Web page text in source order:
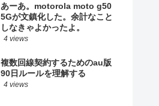
あーあ。motorola moto g50
5Gが文鎮化した。余計なこと
しなきゃよかったよ。
4 views
複数回線契約するためのau版
90日ルールを理解する
4 views